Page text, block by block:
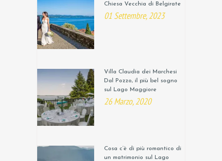
Chiesa Vecchia di Belgirate
01 Settembre, 2023
Villa Claudia dei Marchesi
Dal Pozzo, il più bel sogno
sul Lago Maggiore
26 Marzo, 2020
Cosa c’è di più romantico di
un matrimonio sul Lago